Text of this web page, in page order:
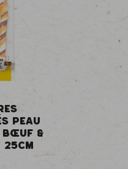
PEAU
BŒUF &
25CM